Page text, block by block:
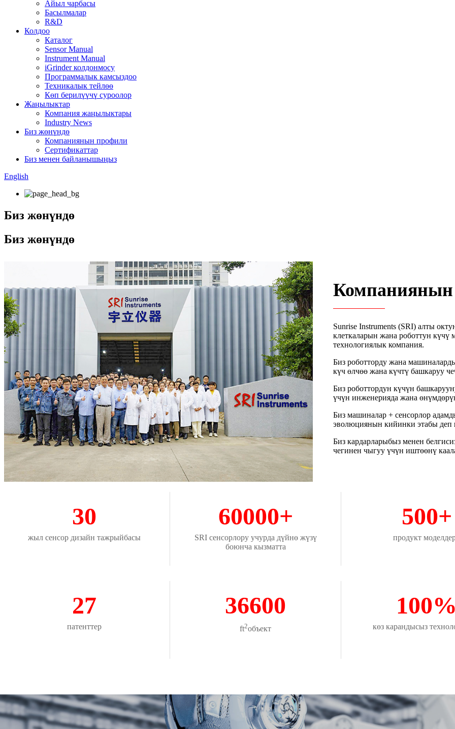
Айыл чарбасы
Басылмалар
R&D
Колдоо
Каталог
Sensor Manual
Instrument Manual
iGrinder колдонмосу
Программалык камсыздоо
Техникалык тейлөө
Көп берилүүчү суроолор
Жаңылыктар
Компания жаңылыктары
Industry News
Биз жөнүндө
Компаниянын профили
Сертификаттар
Биз менен байланышыңыз
English
Биз жөнүндө
Биз жөнүндө
Sunrise Instruments (SRI) алты
клеткаларын жана роботтун
технологиялык компания.
Биз роботторду жана
күч өлчөө жана күчтү башкаруу
Биз роботтордун күчүн
үчүн инженерияда жана
Биз машиналар + сенсорлор
эволюциянын кийинки этабы деп
Биз кардарларыбыз менен
чегинен чыгуу үчүн иштөөнү
30
жыл сенсор дизайн тажрыйбасы
60000+
SRI сенсорлору учурда дүйнө жүзү
боюнча кызматта
500+
продукт
27
патенттер
36600
ft2объект
100%
көз карандысыз